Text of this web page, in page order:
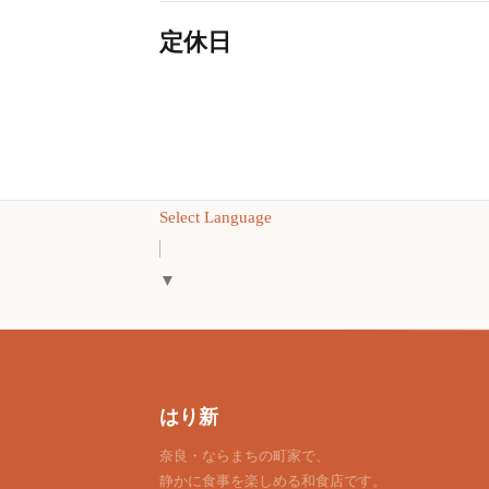
定休日
Select Language
▼
はり新
奈良・ならまちの町家で、
静かに食事を楽しめる和食店です。